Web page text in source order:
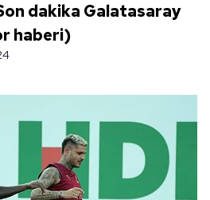
dakika Galatasaray
haberi)